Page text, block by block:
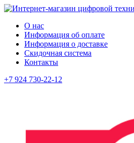
О нас
Информация об оплате
Информация о доставке
Скидочная система
Контакты
+7 924 730-22-12